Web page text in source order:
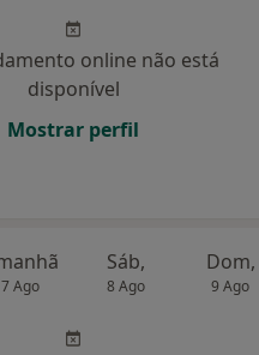
online não está
disponível
Mostrar perfil
7 Ago
Sáb,
8 Ago
Dom,
9 Ago